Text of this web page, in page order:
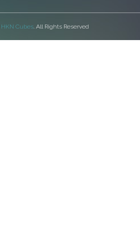
HKN Cubes. All Rights Reserved